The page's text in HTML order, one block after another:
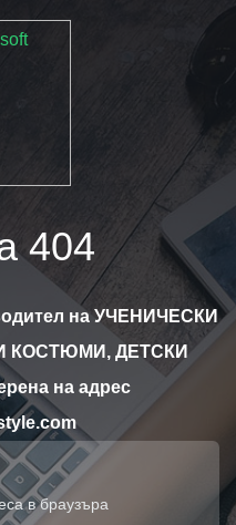
404
на УЧЕНИЧЕСКИ
КОСТЮМИ, ДЕТСКИ
на адрес
в браузъра